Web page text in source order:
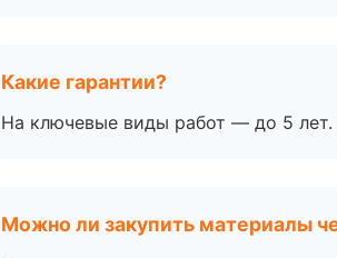
Какие гарантии?
На ключевые виды работ — до 5 лет.
Можно ли закупить материалы